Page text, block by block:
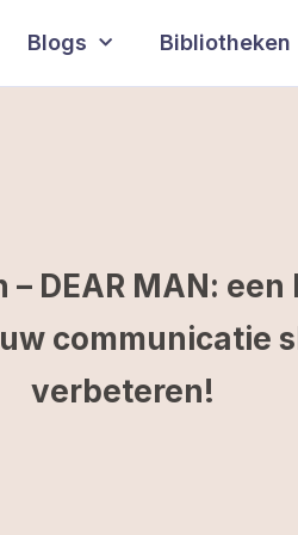
Blogs Bibliotheken
– DEAR MAN:
communicatie
verbeteren!